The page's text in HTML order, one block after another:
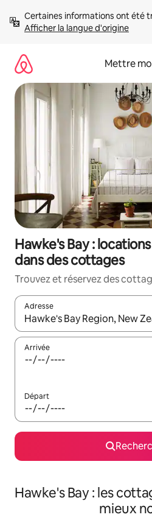
directement
Afficher la langue d'origine
Mettre
Hawke's Bay :
dans des cottages
Trouvez et réservez des
Adresse
Lorsque les résultats
Arrivée
Départ
Hawke's Bay : les
mieux